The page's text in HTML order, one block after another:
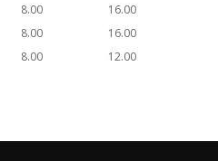
8.00
16.00
8.00
16.00
8.00 12.00